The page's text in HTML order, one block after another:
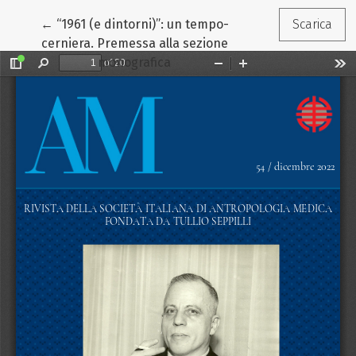
← Ritorna ai dettagli dell'articolo
“1961 (e dintorni)”: un tempo-
cerniera. Premessa alla sezione
monografica
Scarica